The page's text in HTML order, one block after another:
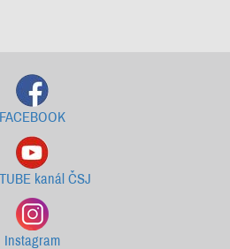
FACEBOOK
kanál ČSJ
Instagram